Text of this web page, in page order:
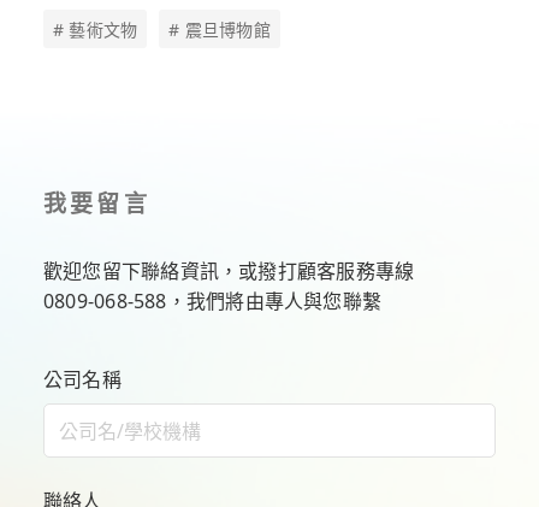
# 藝術文物 # 震旦博物館
我要留言
歡迎您留下聯絡資訊，或撥打顧客服務專線
0809-068-588 ，我們將由專人與您聯繫
公司名稱
聯絡人